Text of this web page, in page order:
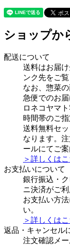
ショップか
配送について
送料はお届
ンク先をご覧
なお、惣菜
急便でのお
ロネコヤマ
時間帯のご指
送料無料セ
なります。
ールにてご案
＞詳しくは
お支払いについて
銀行振込・
ニ決済がご利
お支払い方
い。
＞詳しくは
返品・キャンセル
注文確認メ